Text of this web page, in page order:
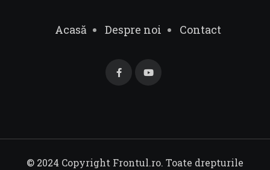
Acasă Despre noi Contact
© 2024 Copyright Frontul.ro. Toate drepturile